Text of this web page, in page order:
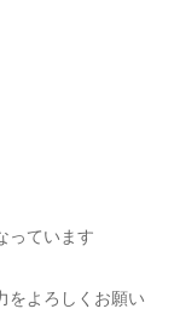
っています
よろしくお願い